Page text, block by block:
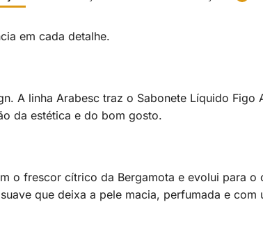
em cada detalhe.
A linha Arabesc traz o Sabonete Líquido
da estética e do bom gosto.
o frescor cítrico da Bergamota e evolui para
que deixa a pele macia, perfumada e com